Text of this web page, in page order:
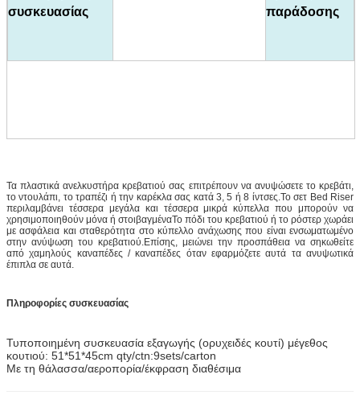
συσκευασίας
παράδοσης
Τα πλαστικά ανελκυστήρα κρεβατιού σας επιτρέπουν να ανυψώσετε το κρεβάτι,
το ντουλάπι, το τραπέζι ή την καρέκλα σας κατά 3, 5 ή 8 ίντσες.Το σετ Bed Riser
περιλαμβάνει τέσσερα μεγάλα και τέσσερα μικρά κύπελλα που μπορούν να
χρησιμοποιηθούν μόνα ή στοιβαγμέναΤο πόδι του κρεβατιού ή το ρόστερ χωράει
με ασφάλεια και σταθερότητα στο κύπελλο ανάχωσης που είναι ενσωματωμένο
στην ανύψωση του κρεβατιού.Επίσης, μειώνει την προσπάθεια να σηκωθείτε
από χαμηλούς καναπέδες / καναπέδες όταν εφαρμόζετε αυτά τα ανυψωτικά
έπιπλα σε αυτά.
Πληροφορίες συσκευασίας
Τυποποιημένη συσκευασία εξαγωγής (ορυχειδές κουτί) μέγεθος
κουτιού: 51*51*45cm qty/ctn:9sets/carton
Με τη θάλασσα/αεροπορία/έκφραση διαθέσιμα